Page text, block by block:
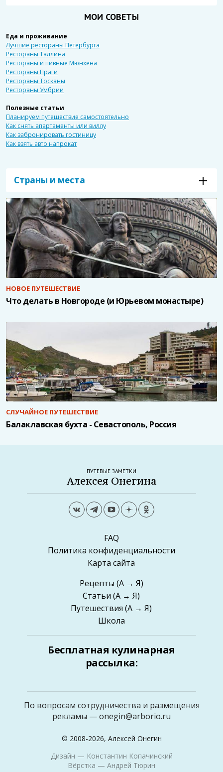
МОИ СОВЕТЫ
Еда и проживание
Лучшие рестораны Петербурга
Рестораны Таллина
Рестораны и пивные Мюнхена
Рестораны Праги
Рестораны Тосканы
Рестораны Умбрии
Полезные статьи
Планируем путешествие самостоятельно
Как снять апартаменты или виллу
Как забронировать гостиницу
Как взять авто напрокат
Страны и места
НОВОЕ ПУТЕШЕСТВИЕ
Что делать в Новгороде (и Юрьевом монастыре)
СЛУЧАЙНОЕ ПУТЕШЕСТВИЕ
Балаклавская бухта - Севастополь, Россия
ПУТЕВЫЕ ЗАМЕТКИ
Алексея Онегина
FAQ
Политика конфиденциальности
Карта сайта
Рецепты (А → Я)
Статьи (А → Я)
Путешествия (А → Я)
Школа
Бесплатная кулинарная
рассылка:
По вопросам сотрудничества и размещения
рекламы —onegin@arborio.ru
© 2008-2026, Алексей Онегин
Дизайн — Константин Копачинский
Вёрстка — Андрей Тюрин